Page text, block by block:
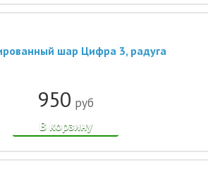
шар Цифра 3, радуга
950 руб
В корзину